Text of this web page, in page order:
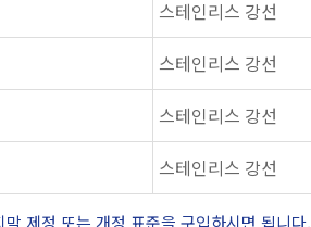
스테인리스 강선
스테인리스 강선
스테인리스 강선
스테인리스 강선
제정 또는 개정 표준을 구입하시면 됩니다.